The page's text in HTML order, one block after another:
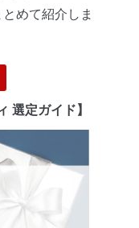
めて紹介しま
選定ガイド】